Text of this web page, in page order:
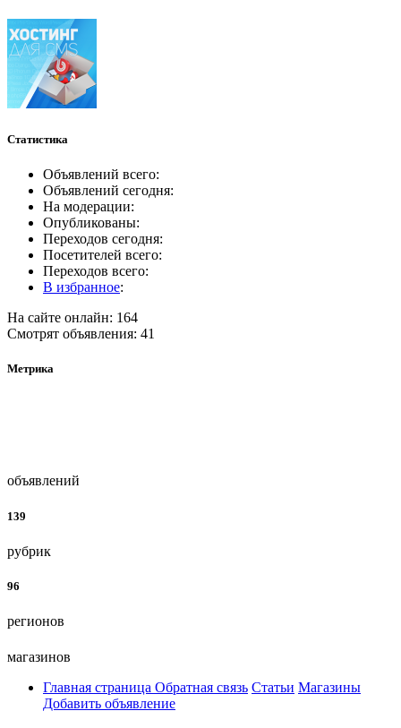
Статистика
Объявлений всего:
Объявлений сегодня:
На модерации:
Опубликованы:
Переходов сегодня:
Посетителей всего:
Переходов всего:
В избранное:
На сайте онлайн: 164
Смотрят объявления: 41
Метрика
объявлений
139
рубрик
96
регионов
магазинов
Главная страница Обратная связь Статьи Магазины
Добавить объявление